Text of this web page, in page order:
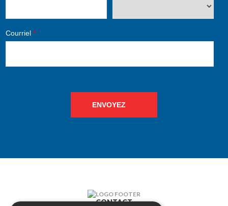
Courriel *
ENVOYEZ
CONTACT